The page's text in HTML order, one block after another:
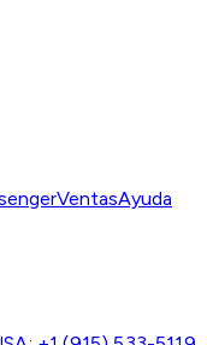
VentasAyuda